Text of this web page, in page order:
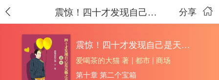
分享
震惊！四十才发现自己是天籁之音
震惊！四十才发现自己是天籁之音
爱喝茶的大猫 著 | 都市 | 商场
第十章 第二个宝箱